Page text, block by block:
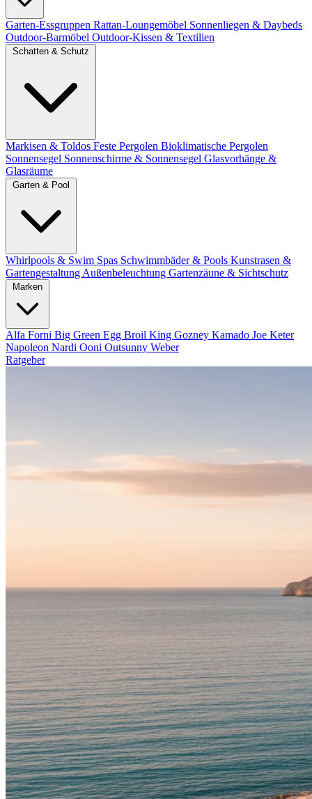
Garten-Essgruppen Rattan-Loungemöbel Sonnenliegen & Daybeds
Outdoor-Barmöbel Outdoor-Kissen & Textilien
Markisen & Toldos Feste Pergolen Bioklimatische Pergolen
Sonnensegel Sonnenschirme & Sonnensegel Glasvorhänge &
Glasräume
Whirlpools & Swim Spas Schwimmbäder & Pools Kunstrasen &
Gartengestaltung Außenbeleuchtung Gartenzäune & Sichtschutz
Alfa Forni Big Green Egg Broil King Gozney Kamado Joe Keter
Napoleon Nardi Ooni Outsunny Weber
Ratgeber